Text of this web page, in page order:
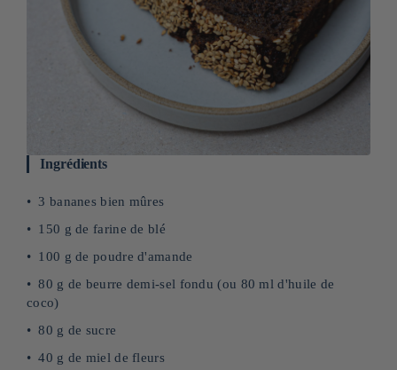
Ingrédients
3 bananes bien mûres
150 g de farine de blé
100 g de poudre d'amande
80 g de beurre demi-sel fondu (ou 80 ml d'huile de
coco)
80 g de sucre
40 g de miel de fleurs